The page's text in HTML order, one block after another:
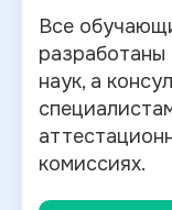
Все
наук, а
комиссиях.